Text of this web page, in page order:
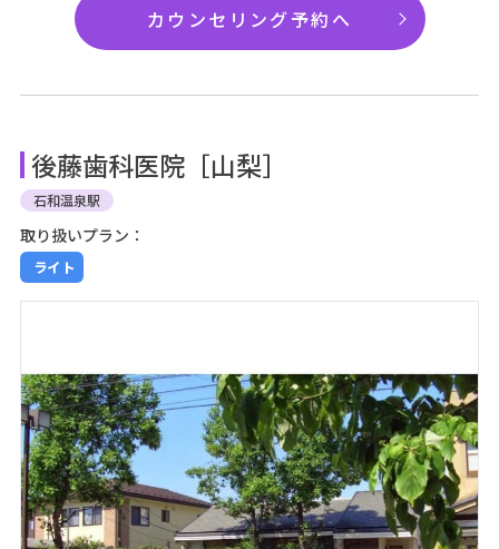
カウンセリング予約へ
後藤歯科医院［山梨］
石和温泉駅
取り扱いプラン：
ライト